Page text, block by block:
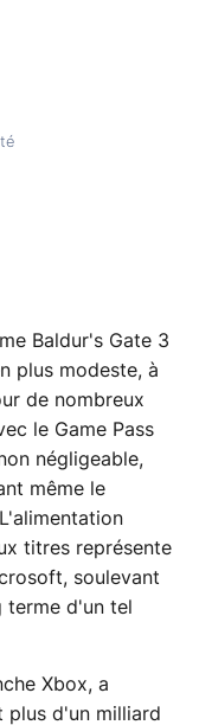
Baldur's Gate 3
plus modeste, à
de nombreux
le Game Pass
négligeable,
même le
titres représente
soulevant
terme d'un tel
Xbox, a
plus d'un milliard